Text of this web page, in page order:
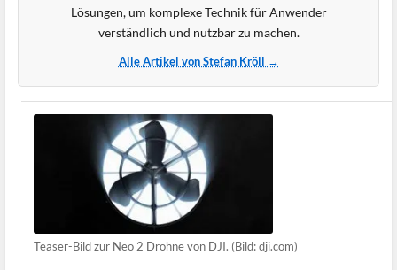
Lösungen, um komplexe Technik für Anwender
verständlich und nutzbar zu machen.
Alle Artikel von Stefan Kröll →
Teaser-Bild zur Neo 2 Drohne von DJI. (Bild: dji.com)